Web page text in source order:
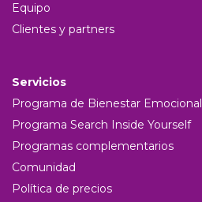
Equipo
Clientes y partners
Servicios
Programa de Bienestar
Programa Search Inside Yourself
Programas complementarios
Comunidad
Política de precios